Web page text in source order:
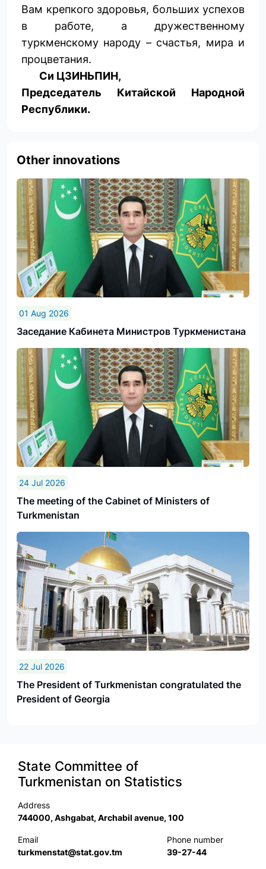
Вам крепкого здоровья, больших успехов
в работе, а дружественному
туркменскому народу – счастья, мира и
процветания.
Си ЦЗИНЬПИН,
Председатель Китайской Народной
Республики.
Other innovations
01 Aug 2026
Заседание Кабинета Министров Туркменистана
24 Jul 2026
The meeting of the Cabinet of Ministers of
Turkmenistan
22 Jul 2026
The President of Turkmenistan congratulated the
President of Georgia
State Committee of
Turkmenistan on Statistics
Address
744000, Ashgabat, Archabil avenue, 100
Email
turkmenstat@stat.gov.tm
Phone number
39-27-44